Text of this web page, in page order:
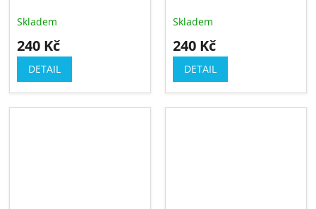
Skladem
240 Kč
DETAIL
Skladem
240 Kč
DETAIL